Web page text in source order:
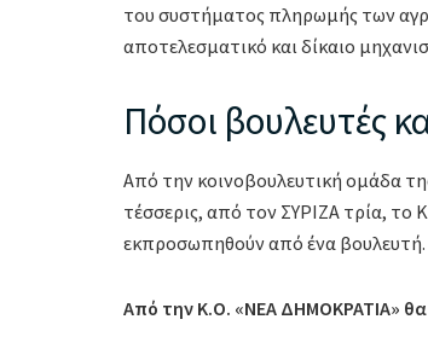
του συστήματος πληρωμής των
αποτελεσματικό και δίκαιο
Πόσοι βουλευτές
Από την κοινοβουλευτική ομάδα
τέσσερις, από τον ΣΥΡΙΖΑ τρία, το
εκπροσωπηθούν από ένα βουλευτή.
Από την Κ.Ο. «ΝΕΑ ΔΗΜΟΚΡΑΤΙΑ» θα